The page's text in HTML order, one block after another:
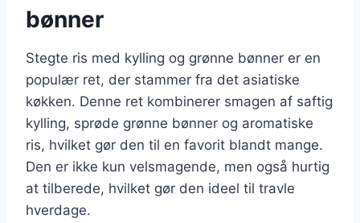
bønner
Stegte ris med kylling og grønne bønner er en
populær ret, der stammer fra det asiatiske
køkken. Denne ret kombinerer smagen af saftig
kylling, sprøde grønne bønner og aromatiske
ris, hvilket gør den til en favorit blandt mange.
Den er ikke kun velsmagende, men også hurtig
at tilberede, hvilket gør den ideel til travle
hverdage.